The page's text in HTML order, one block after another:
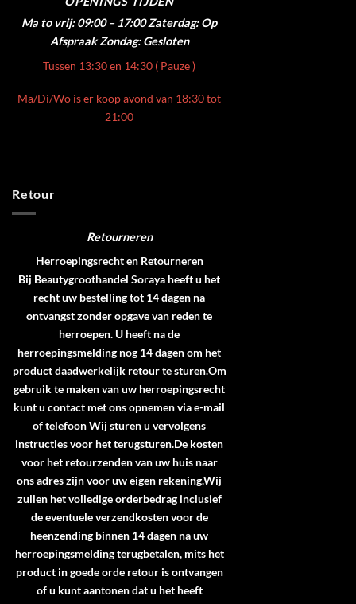
Ma to vrij: 09:00 – 17:00 Zaterdag: Op
Afspraak Zondag: Gesloten
Tussen 13:30 en 14:30 ( Pauze )
Ma/Di/Wo is er koop avond van 18:30 tot
21:00
Retour
Retourneren
Herroepingsrecht en Retourneren
Bij Beautygroothandel Soraya heeft u het
recht uw bestelling tot 14 dagen na
ontvangst zonder opgave van reden te
herroepen. U heeft na de
herroepingsmelding nog 14 dagen om het
product daadwerkelijk retour te sturen.Om
gebruik te maken van uw herroepingsrecht
kunt u contact met ons opnemen via e-mail
of telefoon Wij sturen u vervolgens
instructies voor het terugsturen.De kosten
voor het retourzenden van uw huis naar
ons adres zijn voor uw eigen rekening.Wij
zullen het volledige orderbedrag inclusief
de eventuele verzendkosten voor de
heenzending binnen 14 dagen na uw
herroepingsmelding terugbetalen, mits het
product in goede orde retour is ontvangen
of u kunt aantonen dat u het heeft